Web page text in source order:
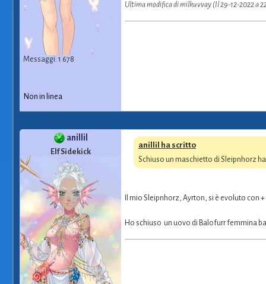
Messaggi: 1 678
Ultima modifica di milkuvvay (Il 29-12-2022 a
Non in linea
anillil
Elf Sidekick
anillil ha scritto
Schiuso un maschietto di Sleipnhorz
Il mio Sleipnhorz, Ayrton, si è evoluto con
Ho schiuso un uovo di Balofurr femmina